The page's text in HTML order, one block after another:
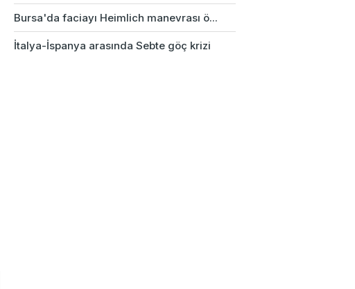
Bursa'da faciayı Heimlich manevrası ö...
İtalya-İspanya arasında Sebte göç krizi